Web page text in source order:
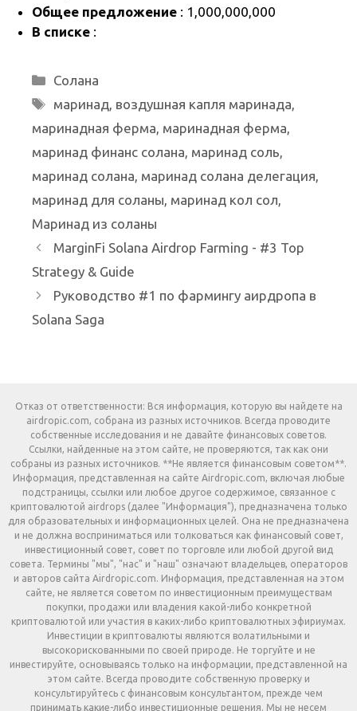
ь
Общее предложение : 1,000,000,000
В списке :
Рубрики
Солана
Метки
маринад воздушная капля маринада
маринадная ферма маринадная ферма
маринад финанс солана маринад соль
маринад солана маринад солана делегация
маринад для соланы маринад кол сол
Маринад из соланы
MarginFi Solana Airdrop Farming - #3 Top
Strategy & Guide
Руководство #1 по фармингу аирдропа в
Solana Saga
Отказ от ответственности: Вся информация, которую вы найдете на
airdropic.com, собрана из разных источников. Всегда проводите
собственные исследования и не давайте финансовых советов.
Ссылки, найденные на этом сайте, не проверяются, так как они
собраны из разных источников. **Не является финансовым советом**.
Информация, представленная на сайте Airdropic.com, включая любые
подстраницы, ссылки или любое другое содержимое, связанное с
криптовалютой airdrops (далее "Информация"), предназначена только
для образовательных и информационных целей. Она не предназначена
и не должна восприниматься или толковаться как финансовый совет,
инвестиционный совет, совет по торговле или любой другой вид
совета. Термины "мы", "нас" и "наш" означают владельцев, операторов
и авторов сайта Airdropic.com. Информация, представленная на этом
сайте, не является советом по инвестиционным преимуществам
покупки, продажи или владения какой-либо конкретной
криптовалютой или участия в каких-либо криптовалютных эфириумах.
Инвестиции в криптовалюты являются волатильными и
высокорискованными по своей природе. Не торгуйте и не
инвестируйте, основываясь только на информации, представленной на
этом сайте. Всегда проводите собственную проверку и
консультируйтесь с финансовым консультантом, прежде чем
принимать какие-либо инвестиционные решения. Мы не несем